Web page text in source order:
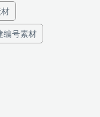
编号素材